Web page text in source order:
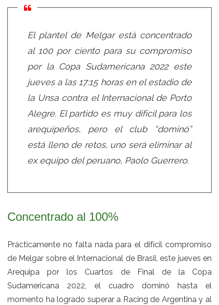
El plantel de Melgar está concentrado
al 100 por ciento para su compromiso
por la Copa Sudamericana 2022 este
jueves a las 17:15 horas en el estadio de
la Unsa contra el Internacional de Porto
Alegre. El partido es muy difícil para los
arequipeños, pero el club “dominó”
está lleno de retos, uno será eliminar al
ex equipo del peruano, Paolo Guerrero.
Concentrado al 100%
Prácticamente no falta nada para el difícil compromiso
de Melgar sobre el Internacional de Brasil, este jueves en
Arequipa por los Cuartos de Final de la Copa
Sudamericana 2022, el cuadro dominó hasta el
momento ha logrado superar a Racing de Argentina y al